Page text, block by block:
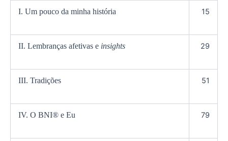
I. Um pouco da minha história 15
II. Lembranças afetivas e insights 29
III. Tradições 51
IV. O BNI® e Eu 79